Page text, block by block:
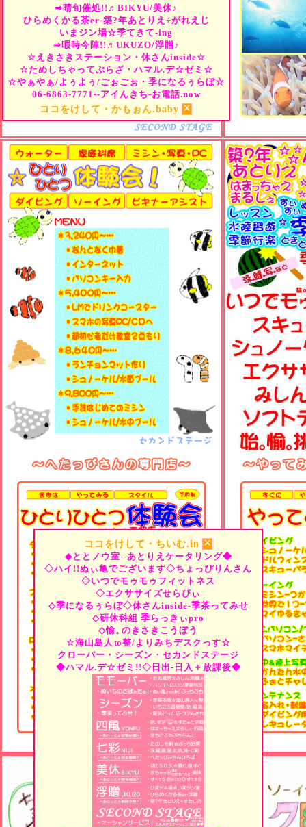
⇒晴旬催処!!♬BIKYU/美休♪
ひらめくかる茶er-築?年あとりえ÷がれえじ
いまジン場☆季てきて-ing
⇒暇時今陣!!♬UKUZO/浮贈♪
☆えきさきステーション・休さんinside☆
☆ためしちゃってぷらざ・ハマル.デ☆ゼミ☆
☆やぁやぁ/よぅよぅ/ごぉごぉ・季になるぅらぼ☆
06-6863-7771--アイんきち-お電話.now
ココをけして・かもぉん.baby ×
ココをけして・ちいむ.in ×
◆ととノウ室--あとりえケータリング◆
◇ハイ!!ぬぃ亀でございます◇ちょっぴりんさん
◇いつでモゥモゥフィットネス
◇エクササイズせらぴぃ
◇季になるぅらぼ◇休さんinside-季茶ってみせ
◇研休科組 季らっきぃpro
◇愉。のきさきこうぼう
☆海山島人 to整/よりみちデスクっす☆
クローバー・シーズン・セカンドステージ
◆ハマル.デ☆ゼミ!!◇日出-日入＋放課後◆